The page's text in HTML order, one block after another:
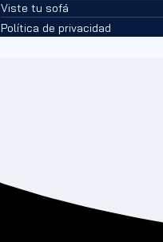
Viste tu sofá
Política de privacidad